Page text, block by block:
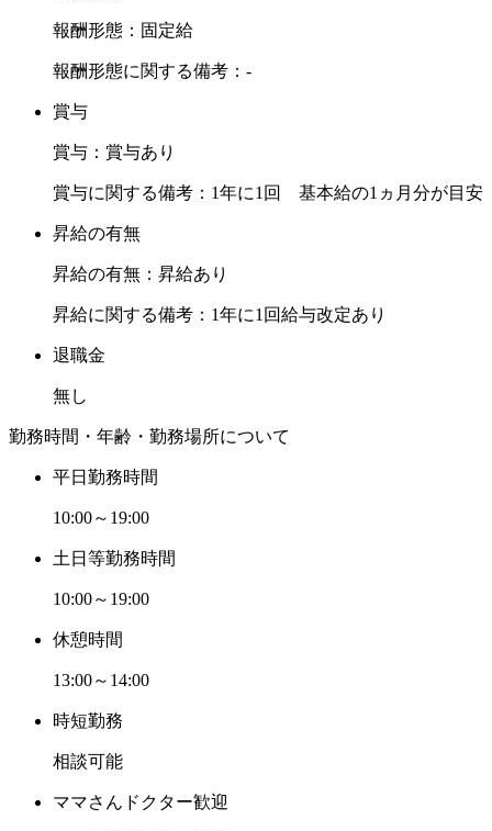
報酬形態：固定給
報酬形態に関する備考：-
賞与
賞与：賞与あり
賞与に関する備考：1年に1回 基本給の1ヵ月分が目安
昇給の有無
昇給の有無：昇給あり
昇給に関する備考：1年に1回給与改定あり
退職金
無し
勤務時間・年齢・勤務場所について
平日勤務時間
10:00～19:00
土日等勤務時間
10:00～19:00
休憩時間
13:00～14:00
時短勤務
相談可能
ママさんドクター歓迎